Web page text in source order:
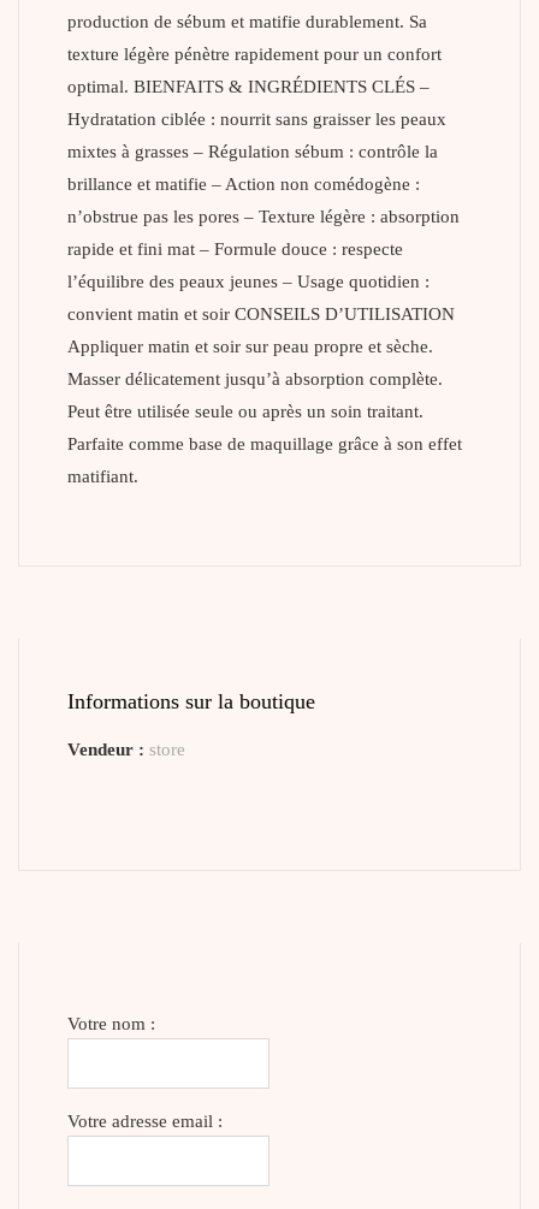
production de sébum et matifie durablement. Sa
texture légère pénètre rapidement pour un confort
optimal. BIENFAITS & INGRÉDIENTS CLÉS –
Hydratation ciblée : nourrit sans graisser les peaux
mixtes à grasses – Régulation sébum : contrôle la
brillance et matifie – Action non comédogène :
n’obstrue pas les pores – Texture légère : absorption
rapide et fini mat – Formule douce : respecte
l’équilibre des peaux jeunes – Usage quotidien :
convient matin et soir CONSEILS D’UTILISATION
Appliquer matin et soir sur peau propre et sèche.
Masser délicatement jusqu’à absorption complète.
Peut être utilisée seule ou après un soin traitant.
Parfaite comme base de maquillage grâce à son effet
matifiant.
Informations sur la boutique
Vendeur : store
Votre nom :
Votre adresse email :